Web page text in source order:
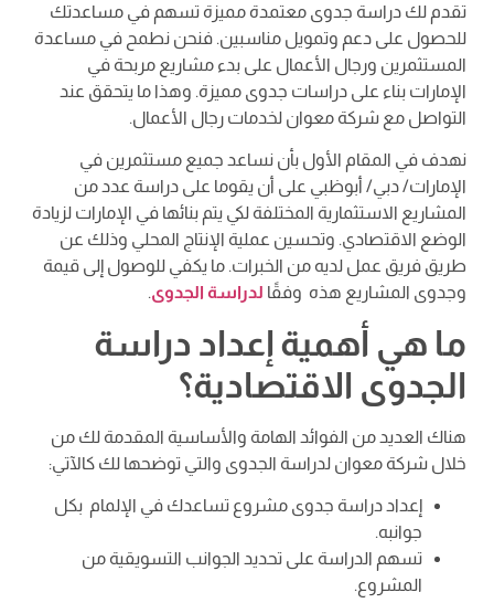
تقدم لك دراسة جدوى معتمدة مميزة تسهم في مساعدتك
للحصول على دعم وتمويل مناسبين. فنحن نطمح في مساعدة
المستثمرين ورجال الأعمال على بدء مشاريع مربحة في
الإمارات بناء على دراسات جدوى مميزة. وهذا ما يتحقق عند
التواصل مع شركة معوان لخدمات رجال الأعمال.
نهدف في المقام الأول بأن نساعد جميع مستثمرين في
الإمارات/ دبي/ أبوظبي على أن يقوما على دراسة عدد من
المشاريع الاستثمارية المختلفة لكي يتم بنائها في الإمارات لزيادة
الوضع الاقتصادي. وتحسين عملية الإنتاج المحلي وذلك عن
طريق فريق عمل لديه من الخبرات. ما يكفي للوصول إلى قيمة
وجدوى المشاريع هذه وفقًا لدراسة الجدوى.
ما هي أهمية إعداد دراسة
الجدوى الاقتصادية؟
هناك العديد من الفوائد الهامة والأساسية المقدمة لك من
خلال شركة معوان لدراسة الجدوى والتي توضحها لك كالآتي:
إعداد دراسة جدوى مشروع تساعدك في الإلمام بكل
جوانبه.
تسهم الدراسة على تحديد الجوانب التسويقية من
المشروع.